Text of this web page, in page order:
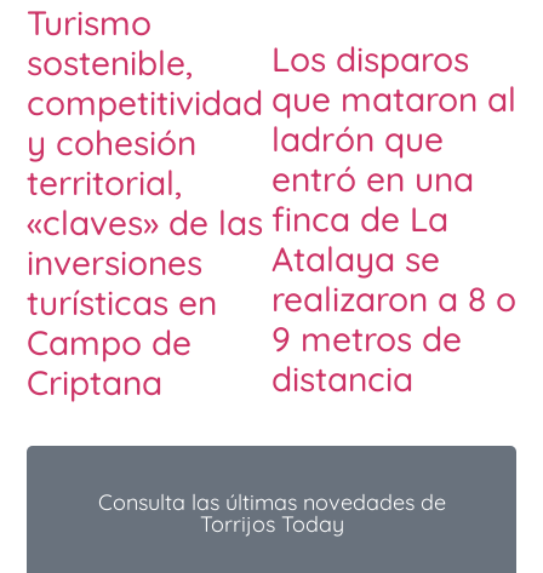
Turismo
sostenible,
competitividad
y cohesión
territorial,
«claves» de las
inversiones
turísticas en
Campo de
Criptana
Los disparos
que mataron al
ladrón que
entró en una
finca de La
Atalaya se
realizaron a 8 o
9 metros de
distancia
Consulta las últimas novedades de
Torrijos Today